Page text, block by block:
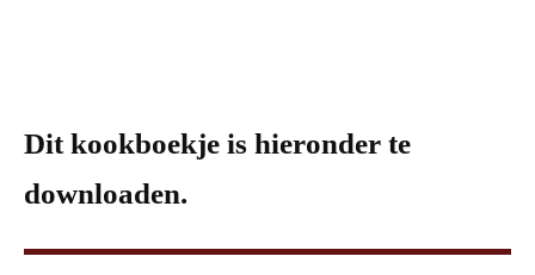
Dit kookboekje is hieronder te
downloaden.